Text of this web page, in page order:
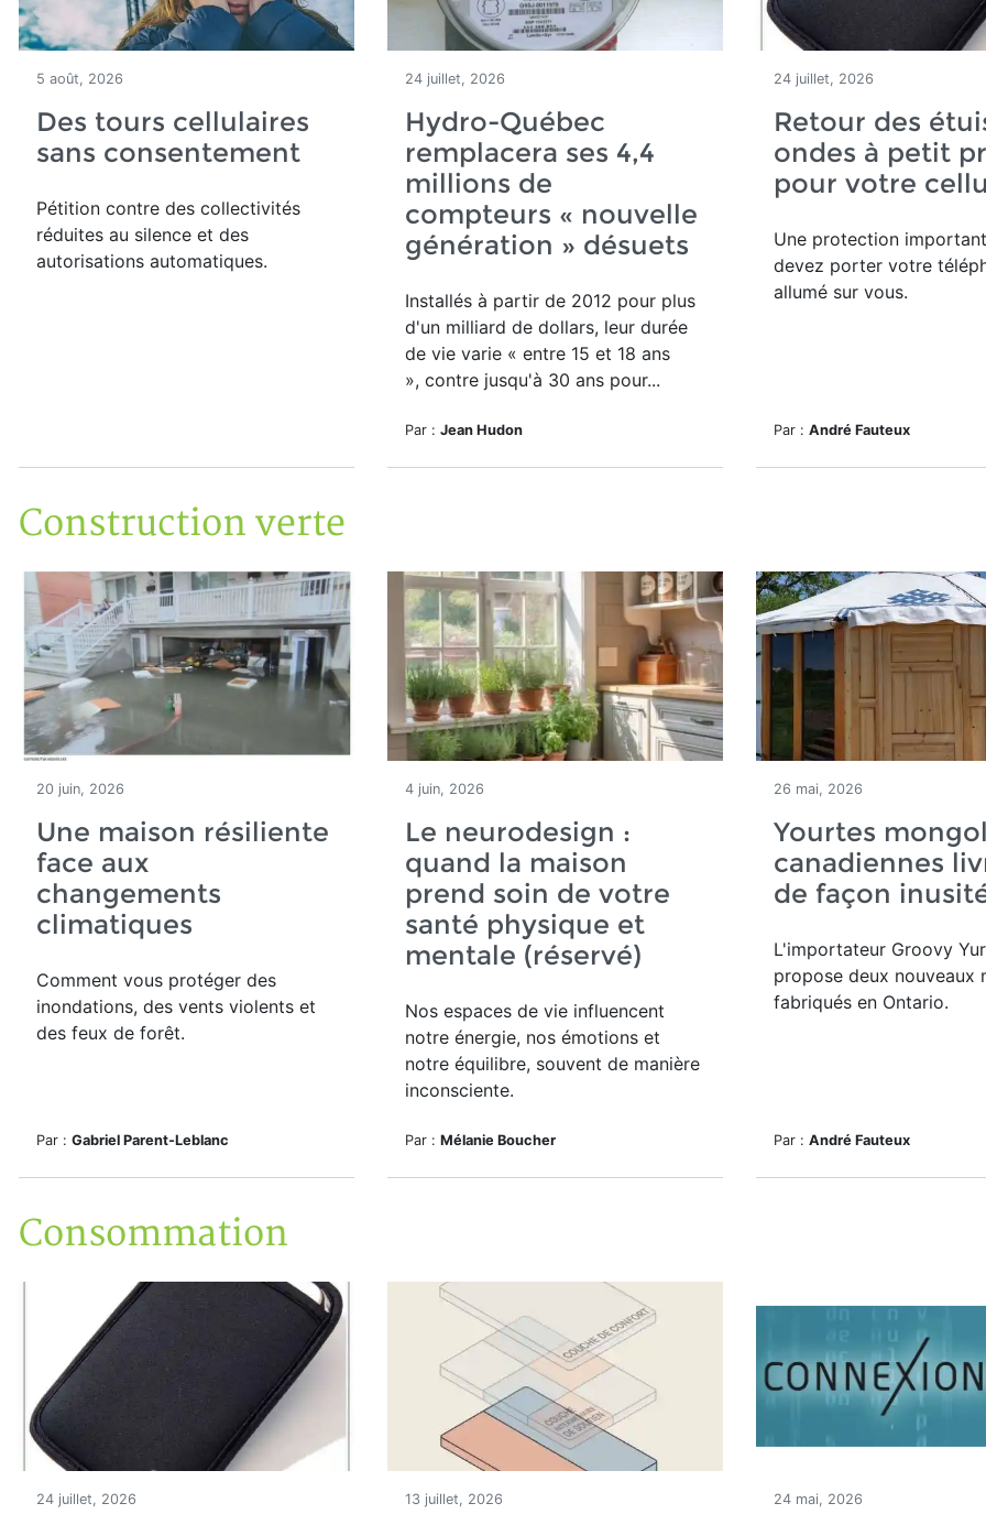
5 août, 2026
Des tours cellulaires
sans consentement
Pétition contre des collectivités
réduites au silence et des
autorisations automatiques.
24 juillet, 2026
Hydro-Québec
remplacera ses 4,4
millions de
compteurs « nouvelle
génération » désuets
Installés à partir de 2012 pour plus
d'un milliard de dollars, leur durée
de vie varie « entre 15 et 18 ans
», contre jusqu'à 30 ans pour...
Par : Jean Hudon
24 juillet, 2026
Retour des
ondes à petit
pour votre
Une protection
devez porter votre
allumé sur vous.
Par : André Fauteux
Construction verte
20 juin, 2026
Une maison résiliente
face aux
changements
climatiques
Comment vous protéger des
inondations, des vents violents et
des feux de forêt.
Par : Gabriel Parent-Leblanc
4 juin, 2026
Le neurodesign :
quand la maison
prend soin de votre
santé physique et
mentale (réservé)
Nos espaces de vie influencent
notre énergie, nos émotions et
notre équilibre, souvent de manière
inconsciente.
Par : Mélanie Boucher
26 mai, 2026
Yourtes
canadiennes
de façon
L'importateur Groovy
propose deux nouveaux
fabriqués en Ontario.
Par : André Fauteux
Consommation
24 juillet, 2026 13 juillet, 2026 24 mai, 2026